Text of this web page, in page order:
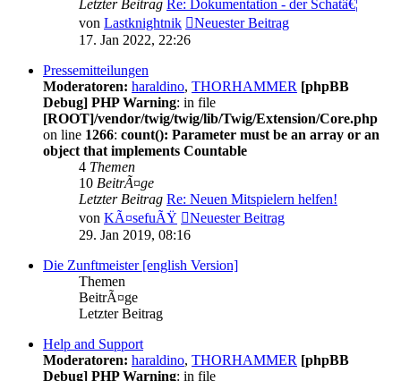
Letzter Beitrag Re: Dokumentation - der Schatâ€¦
von Lastknightnik
Neuester Beitrag
17. Jan 2022, 22:26
Pressemitteilungen
Moderatoren: haraldino, THORHAMMER [phpBB
Debug] PHP Warning: in file
[ROOT]/vendor/twig/twig/lib/Twig/Extension/Core.php
on line 1266: count(): Parameter must be an array or an
object that implements Countable
4 Themen
10 BeitrÃ¤ge
Letzter Beitrag Re: Neuen Mitspielern helfen!
von KÃ¤sefuÃŸ
Neuester Beitrag
29. Jan 2019, 08:16
Die Zunftmeister [english Version]
Themen
BeitrÃ¤ge
Letzter Beitrag
Help and Support
Moderatoren: haraldino, THORHAMMER [phpBB
Debug] PHP Warning: in file